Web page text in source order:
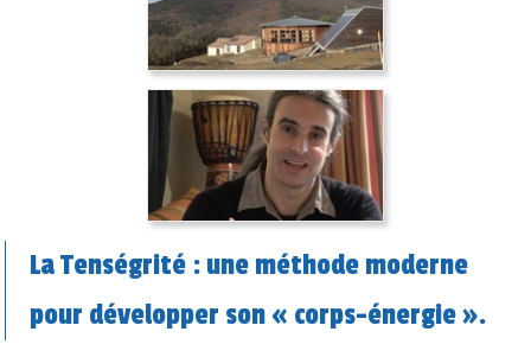
La Tenségrité : une méthode moderne
pour développer son « corps-énergie ».